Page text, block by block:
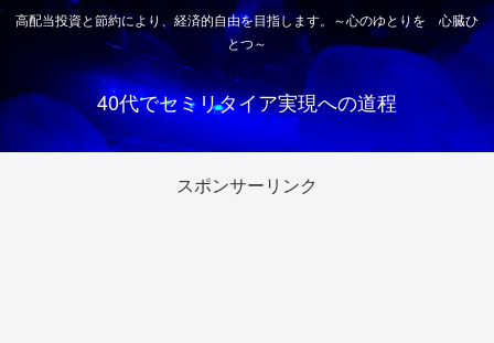
高配当投資と節約により、経済的自由を目指します。～心のゆとりを 心臓ひ
とつ～
40代でセミリタイア実現への道程
スポンサーリンク